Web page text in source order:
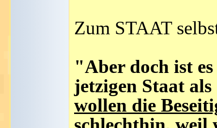
Zum STAAT
"Aber doch ist
jetzigen Staat
wollen die